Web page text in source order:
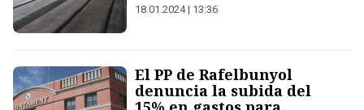
18.01.2024 | 13:36
El PP de Rafelbunyol
denuncia la subida del